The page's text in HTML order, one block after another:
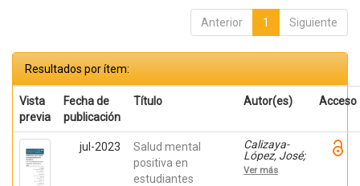
Anterior 1 Siguiente
Resultados por ítem:
Vista
previa
Fecha de
publicación
Título Autor(es) Acceso
jul-2023
Salud mental
positiva en
estudiantes
Calizaya-
López, José;
PINTO
POMAREDA,
Ver más